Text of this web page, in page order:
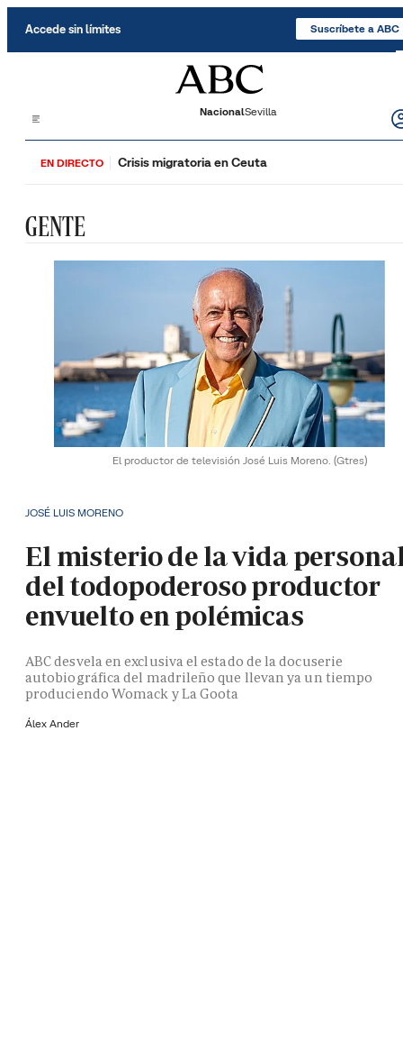
Accede sin límites Suscríbete a ABC
NacionalSevilla
EN DIRECTO Crisis migratoria en Ceuta
GENTE
El productor de televisión José Luis Moreno. (Gtres)
JOSÉ LUIS MORENO
El misterio de la vida
del todopoderoso productor
envuelto en polémicas
ABC desvela en exclusiva el estado de la docuserie
autobiográfica del madrileño que llevan ya un tiempo
produciendo Womack y La Goota
Álex Ander